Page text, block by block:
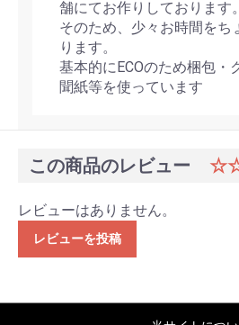
舗にてお作りしております。
そのため、少々お時間をち
ります。
基本的にECOのため梱包・
聞紙等を使っています
この商品のレビュー
レビューはありません。
レビューを投稿